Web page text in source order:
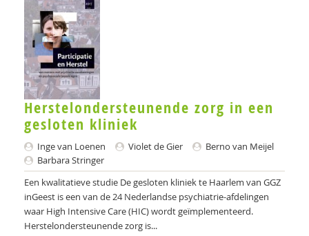
KNMG
Landelijk Kenniscentrum LVB
LIDIE
Medewerkers van het Psychiatrisch centrum Sint-
Amandus in Beernem
Movisie
MSW
Politie
Herstelondersteunende zorg in een
gesloten kliniek
Inge van Loenen Violet de Gier
Berno van Meijel
Barbara Stringer
Een kwalitatieve studie De gesloten kliniek te Haarlem van GGZ
inGeest is een van de 24 Nederlandse psychiatrie-afdelingen
waar High Intensive Care (HIC) wordt geïmplementeerd.
Herstelondersteunende zorg is...